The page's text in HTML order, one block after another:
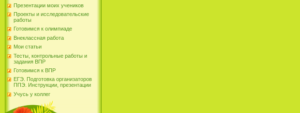
Презентации моих учеников
Проекты и исследовательские
работы
Готовимся к олимпиаде
Внеклассная работа
Мои статьи
Тесты, контрольные работы и
задания ВПР
Готовимся к ВПР
ЕГЭ. Подготовка организаторов
ППЭ. Инструкции, презентации
Учусь у коллег